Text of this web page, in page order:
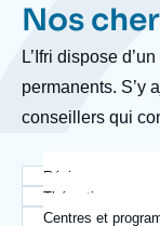
principale
Ifri
Анализы
События
Body
Nos
L’Ifri dispose
permanents. S’y
conseillers qui
Région
Thématique
Centres et